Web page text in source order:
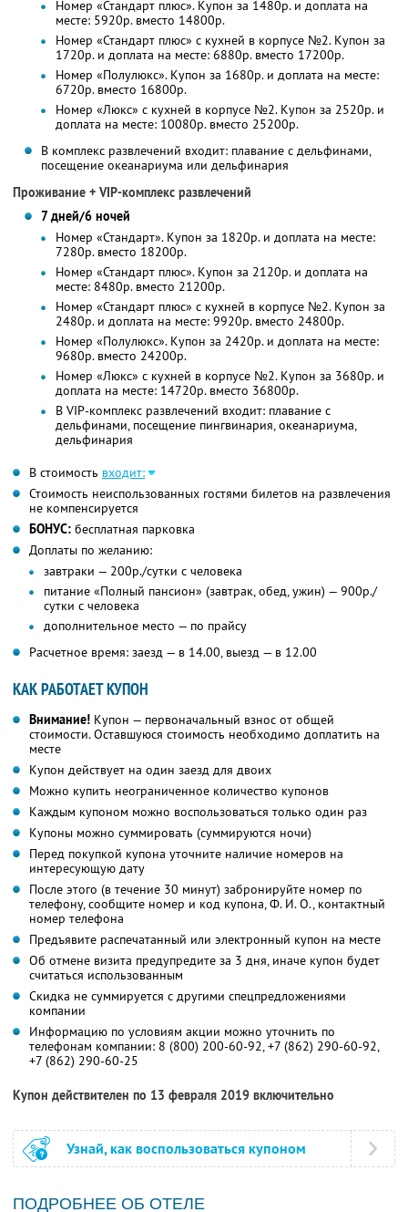
Номер «Стандарт плюс». Купон за 1480р. и доплата на
месте: 5920р. вместо 14800р.
Номер «Стандарт плюс» с кухней в корпусе №2. Купон за
1720р. и доплата на месте: 6880р. вместо 17200р.
Номер «Полулюкс». Купон за 1680р. и доплата на месте:
6720р. вместо 16800р.
Номер «Люкс» с кухней в корпусе №2. Купон за 2520р. и
доплата на месте: 10080р. вместо 25200р.
В комплекс развлечений входит: плавание с дельфинами,
посещение океанариума или дельфинария
Проживание + VIP-комплекс развлечений
7 дней/6 ночей
Номер «Стандарт». Купон за 1820р. и доплата на месте:
7280р. вместо 18200р.
Номер «Стандарт плюс». Купон за 2120р. и доплата на
месте: 8480р. вместо 21200р.
Номер «Стандарт плюс» с кухней в корпусе №2. Купон за
2480р. и доплата на месте: 9920р. вместо 24800р.
Номер «Полулюкс». Купон за 2420р. и доплата на месте:
9680р. вместо 24200р.
Номер «Люкс» с кухней в корпусе №2. Купон за 3680р. и
доплата на месте: 14720р. вместо 36800р.
В VIP-комплекс развлечений входит: плавание с
дельфинами, посещение пингвинария, океанариума,
дельфинария
В стоимость входит:
Стоимость неиспользованных гостями билетов на развлечения
не компенсируется
БОНУС: бесплатная парковка
Доплаты по желанию:
завтраки — 200р./сутки с человека
питание «Полный пансион» (завтрак, обед, ужин) — 900р./
сутки с человека
дополнительное место — по прайсу
Расчетное время: заезд — в 14.00, выезд — в 12.00
КАК РАБОТАЕТ КУПОН
Внимание! Купон — первоначальный взнос от общей
стоимости. Оставшуюся стоимость необходимо доплатить на
месте
Купон действует на один заезд для двоих
Можно купить неограниченное количество купонов
Каждым купоном можно воспользоваться только один раз
Купоны можно суммировать (суммируются ночи)
Перед покупкой купона уточните наличие номеров на
интересующую дату
После этого (в течение 30 минут) забронируйте номер по
телефону, сообщите номер и код купона,Ф. И. О.,контактный
номер телефона
Предъявите распечатанный или электронный купон на месте
Об отмене визита предупредите за 3 дня, иначе купон будет
считаться использованным
Скидка не суммируется с другими спецпредложениями
компании
Информацию по условиям акции можно уточнить по
телефонам компании: 8 (800) 200-60-92, +7 (862) 290-60-92,
+7 (862) 290-60-25
Купон действителен по 13 февраля 2019 включительно
Узнай, как воспользоваться купоном
ПОДРОБНЕЕ ОБ ОТЕЛЕ